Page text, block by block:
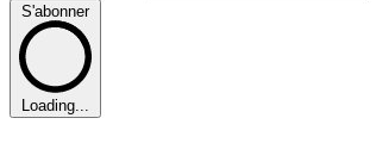
S'abonner
Loading...